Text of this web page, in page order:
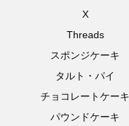
X
Threads
スポンジケーキ
タルト・パイ
チョコレートケーキ
パウンドケーキ